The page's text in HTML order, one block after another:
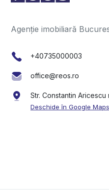
Agenție imobiliară
+40735000003
office@reos.ro
Str. Constantin Aricescu
Deschide în Google Maps